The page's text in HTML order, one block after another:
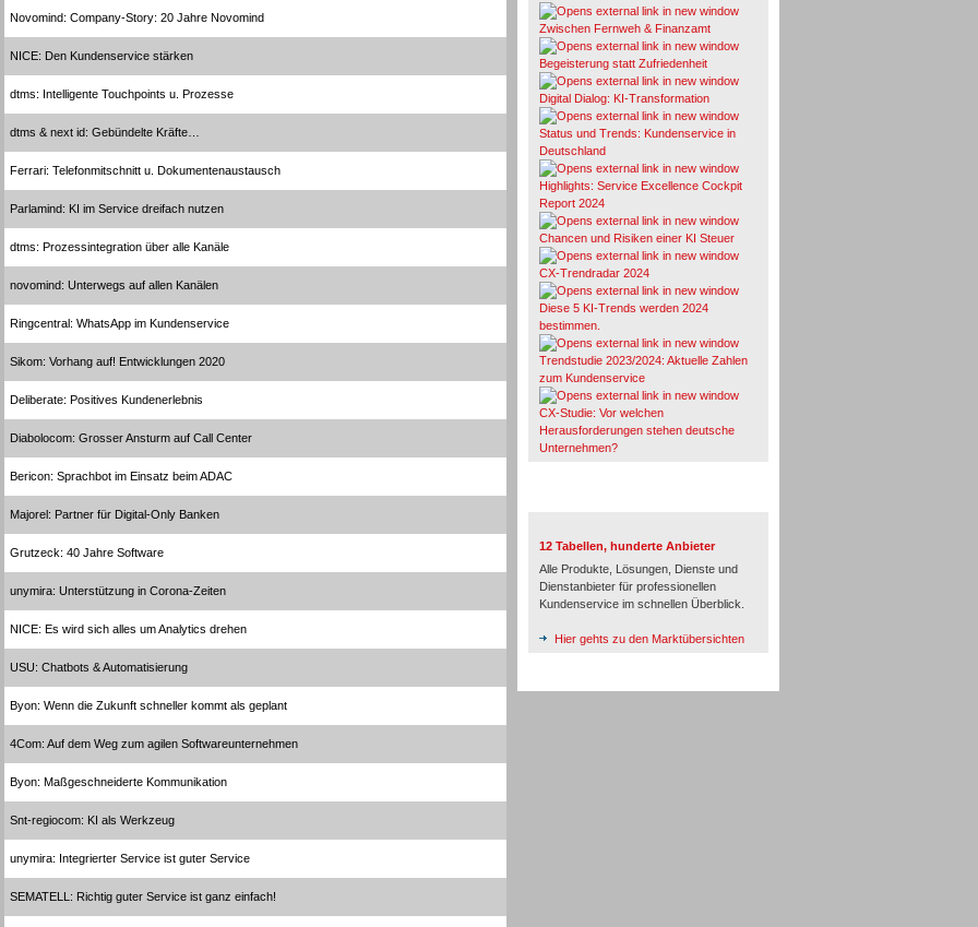
Novomind: Company-Story: 20 Jahre Novomind
NICE: Den Kundenservice stärken
dtms: Intelligente Touchpoints u. Prozesse
dtms & next id: Gebündelte Kräfte…
Ferrari: Telefonmitschnitt u. Dokumentenaustausch
Parlamind: KI im Service dreifach nutzen
dtms: Prozessintegration über alle Kanäle
novomind: Unterwegs auf allen Kanälen
Ringcentral: WhatsApp im Kundenservice
Sikom: Vorhang auf! Entwicklungen 2020
Deliberate: Positives Kundenerlebnis
Diabolocom: Grosser Ansturm auf Call Center
Bericon: Sprachbot im Einsatz beim ADAC
Majorel: Partner für Digital-Only Banken
Grutzeck: 40 Jahre Software
unymira: Unterstützung in Corona-Zeiten
NICE: Es wird sich alles um Analytics drehen
USU: Chatbots & Automatisierung
Byon: Wenn die Zukunft schneller kommt als geplant
4Com: Auf dem Weg zum agilen Softwareunternehmen
Byon: Maßgeschneiderte Kommunikation
Snt-regiocom: KI als Werkzeug
unymira: Integrierter Service ist guter Service
SEMATELL: Richtig guter Service ist ganz einfach!
Zwischen Fernweh & Finanzamt
Begeisterung statt Zufriedenheit
Digital Dialog: KI-Transformation
Status und Trends: Kundenservice in
Deutschland
Highlights: Service Excellence Cockpit
Report 2024
Chancen und Risiken einer KI Steuer
CX-Trendradar 2024
Diese 5 KI-Trends werden 2024
bestimmen.
Trendstudie 2023/2024: Aktuelle Zahlen
zum Kundenservice
CX-Studie: Vor welchen
Herausforderungen stehen deutsche
Unternehmen?
12 Tabellen, hunderte Anbieter
Alle Produkte, Lösungen, Dienste und
Dienstanbieter für professionellen
Kundenservice im schnellen Überblick.
Hier gehts zu den Marktübersichten